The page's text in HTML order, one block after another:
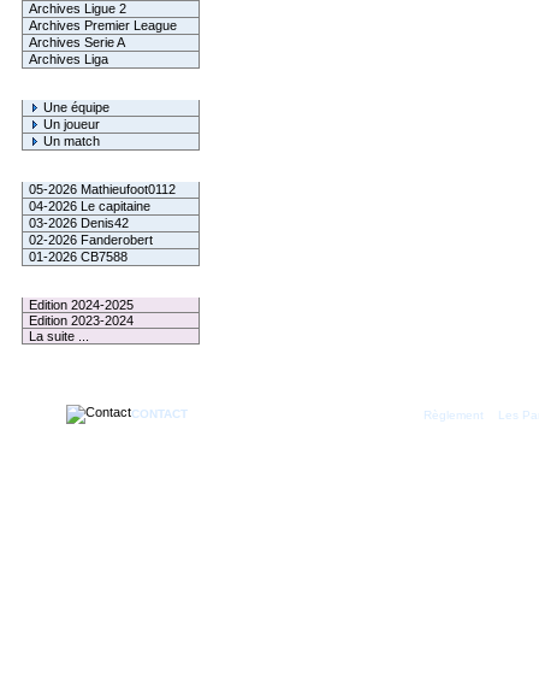
Archives Ligue 2
Archives Premier League
Archives Serie A
Archives Liga
Une équipe
Un joueur
Un match
05-2026 Mathieufoot0112
04-2026 Le capitaine
03-2026 Denis42
02-2026 Fanderobert
01-2026 CB7588
Edition 2024-2025
Edition 2023-2024
La suite ...
CONTACT Règlement Les